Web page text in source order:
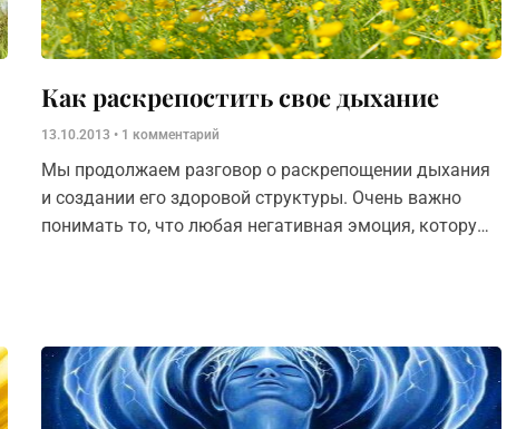
Как раскрепостить свое дыхание
13.10.2013 1 комментарий
Мы продолжаем разговор о раскрепощении дыхания
и создании его здоровой структуры. Очень важно
понимать то, что любая негативная эмоция, которую